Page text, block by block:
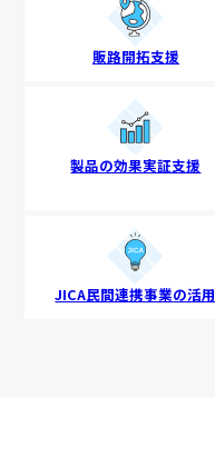
販路開拓支援
製品の効果実証支援
JICA民間連携事業の活用